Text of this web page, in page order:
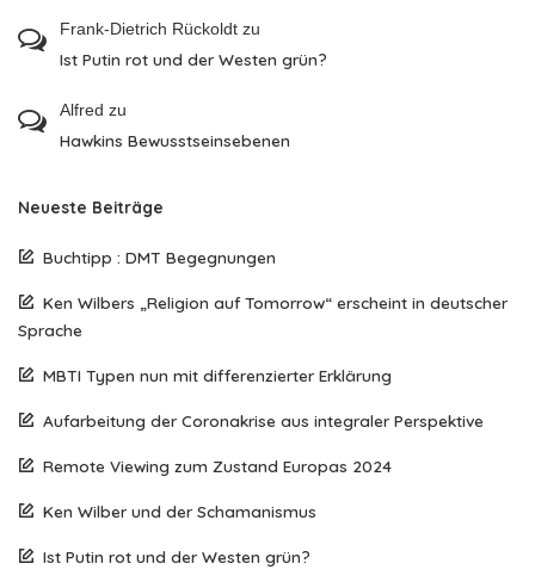
Frank-Dietrich Rückoldt zu
Ist Putin rot und der Westen grün?
Alfred zu
Hawkins Bewusstseinsebenen
Neueste Beiträge
Buchtipp : DMT Begegnungen
Ken Wilbers „Religion auf Tomorrow“ erscheint in deutscher
Sprache
MBTI Typen nun mit differenzierter Erklärung
Aufarbeitung der Coronakrise aus integraler Perspektive
Remote Viewing zum Zustand Europas 2024
Ken Wilber und der Schamanismus
Ist Putin rot und der Westen grün?